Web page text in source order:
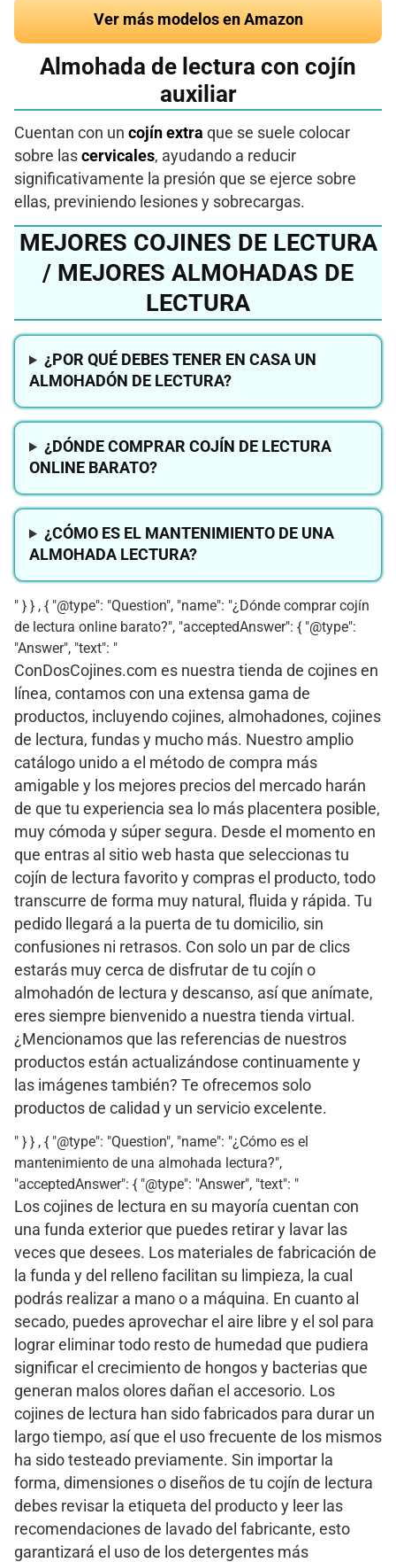
Ver más modelos en Amazon
Almohada de lectura con cojín
auxiliar
Cuentan con un cojín extra que se suele colocar
sobre las cervicales, ayudando a reducir
significativamente la presión que se ejerce sobre
ellas, previniendo lesiones y sobrecargas.
MEJORES COJINES DE LECTURA
/ MEJORES ALMOHADAS DE
LECTURA
¿POR QUÉ DEBES TENER EN CASA UN
ALMOHADÓN DE LECTURA?
¿DÓNDE COMPRAR COJÍN DE LECTURA
ONLINE BARATO?
¿CÓMO ES EL MANTENIMIENTO DE UNA
ALMOHADA LECTURA?
" } } , { "@type": "Question", "name": "¿Dónde comprar cojín
de lectura online barato?", "acceptedAnswer": { "@type":
"Answer", "text": "
ConDosCojines.com es nuestra tienda de cojines en
línea, contamos con una extensa gama de
productos, incluyendo cojines, almohadones, cojines
de lectura, fundas y mucho más. Nuestro amplio
catálogo unido a el método de compra más
amigable y los mejores precios del mercado harán
de que tu experiencia sea lo más placentera posible,
muy cómoda y súper segura. Desde el momento en
que entras al sitio web hasta que seleccionas tu
cojín de lectura favorito y compras el producto, todo
transcurre de forma muy natural, fluida y rápida. Tu
pedido llegará a la puerta de tu domicilio, sin
confusiones ni retrasos. Con solo un par de clics
estarás muy cerca de disfrutar de tu cojín o
almohadón de lectura y descanso, así que anímate,
eres siempre bienvenido a nuestra tienda virtual.
¿Mencionamos que las referencias de nuestros
productos están actualizándose continuamente y
las imágenes también? Te ofrecemos solo
productos de calidad y un servicio excelente.
" } } , { "@type": "Question", "name": "¿Cómo es el
mantenimiento de una almohada lectura?",
"acceptedAnswer": { "@type": "Answer", "text": "
Los cojines de lectura en su mayoría cuentan con
una funda exterior que puedes retirar y lavar las
veces que desees. Los materiales de fabricación de
la funda y del relleno facilitan su limpieza, la cual
podrás realizar a mano o a máquina. En cuanto al
secado, puedes aprovechar el aire libre y el sol para
lograr eliminar todo resto de humedad que pudiera
significar el crecimiento de hongos y bacterias que
generan malos olores dañan el accesorio. Los
cojines de lectura han sido fabricados para durar un
largo tiempo, así que el uso frecuente de los mismos
ha sido testeado previamente. Sin importar la
forma, dimensiones o diseños de tu cojín de lectura
debes revisar la etiqueta del producto y leer las
recomendaciones de lavado del fabricante, esto
garantizará el uso de los detergentes más